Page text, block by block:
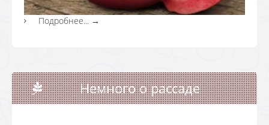
Подробнее... →
Немного о рассаде